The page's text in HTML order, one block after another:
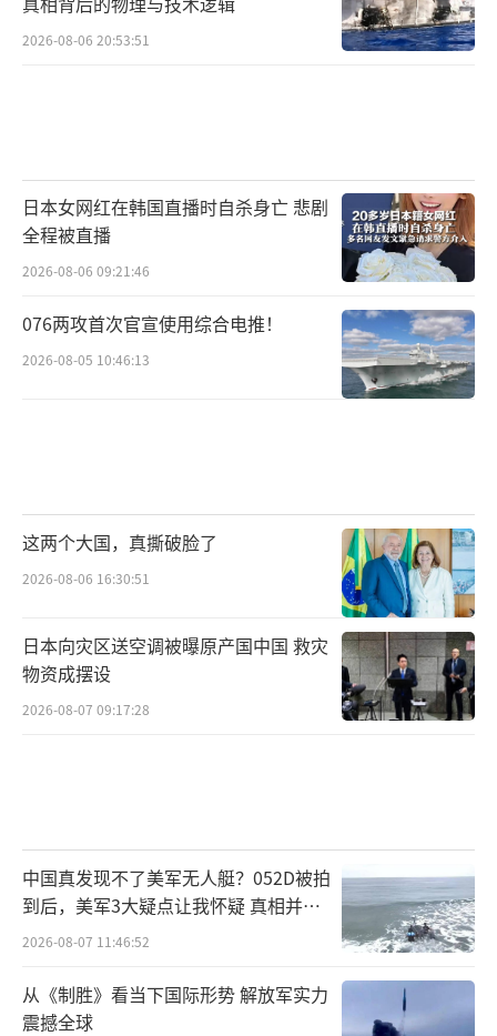
2026-08-06 20:53:51
日本女网红在韩国直播时自杀身亡 悲剧
全程被直播
2026-08-06 09:21:46
076两攻首次官宣使用综合电推！
2026-08-05 10:46:13
这两个大国，真撕破脸了
2026-08-06 16:30:51
日本向灾区送空调被曝原产国中国 救灾
物资成摆设
2026-08-07 09:17:28
中国真发现不了美军无人艇？052D被拍
到后，美军3大疑点让我怀疑 真相并非
如此
2026-08-07 11:46:52
从《制胜》看当下国际形势 解放军实力
震撼全球